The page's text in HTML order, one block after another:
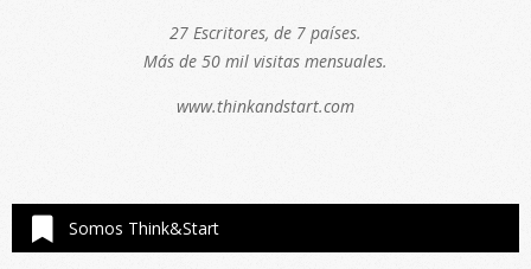
27 Escritores, de 7 países.
Más de 50 mil visitas mensuales.
www.thinkandstart.com
Somos Think&Start